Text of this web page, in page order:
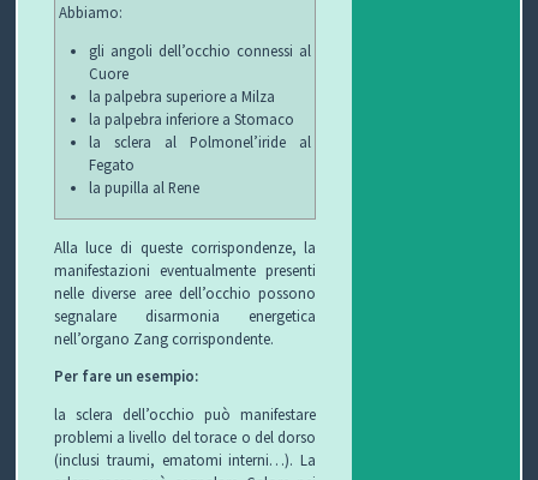
Abbiamo:
gli angoli dell’occhio connessi al
Cuore
la palpebra superiore a Milza
la palpebra inferiore a Stomaco
la sclera al Polmonel’iride al
Fegato
la pupilla al Rene
Alla luce di queste corrispondenze, la
manifestazioni eventualmente presenti
nelle diverse aree dell’occhio possono
segnalare disarmonia energetica
nell’organo Zang corrispondente.
Per fare un esempio:
la sclera dell’occhio può manifestare
problemi a livello del torace o del dorso
(inclusi traumi, ematomi interni…). La